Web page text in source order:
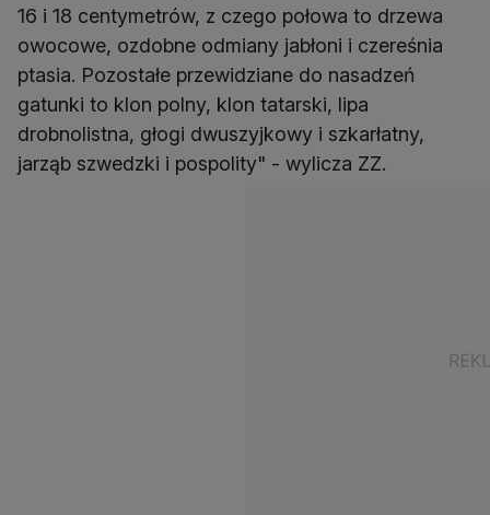
16 i 18 centymetrów, z czego połowa to drzewa
owocowe, ozdobne odmiany jabłoni i czereśnia
ptasia. Pozostałe przewidziane do nasadzeń
gatunki to klon polny, klon tatarski, lipa
drobnolistna, głogi dwuszyjkowy i szkarłatny,
jarząb szwedzki i pospolity" - wylicza ZZ.